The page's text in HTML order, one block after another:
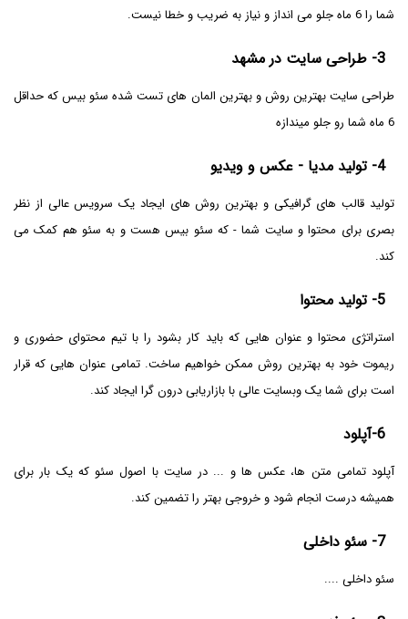
شما را 6 ماه جلو می انداز و نیاز به ضریب و خطا نیست.
3- طراحی سایت در مشهد
طراحی سایت بهترین روش و بهترین المان های تست شده سئو بیس که حداقل
6 ماه شما رو جلو میندازه
4- تولید مدیا - عکس و ویدیو
تولید قالب های گرافیکی و بهترین روش های ایجاد یک سرویس عالی از نظر
بصری برای محتوا و سایت شما - که سئو بیس هست و به سئو هم کمک می
کند.
5- تولید محتوا
استراتژی محتوا و عنوان هایی که باید کار بشود را با تیم محتوای حضوری و
ریموت خود به بهترین روش ممکن خواهیم ساخت. تمامی عنوان هایی که قرار
است برای شما یک وبسایت عالی با بازاریابی درون گرا ایجاد کند.
6-آپلود
آپلود تمامی متن ها، عکس ها و ... در سایت با اصول سئو که یک بار برای
همیشه درست انجام شود و خروجی بهتر را تضمین کند.
7- سئو داخلی
سئو داخلی ....